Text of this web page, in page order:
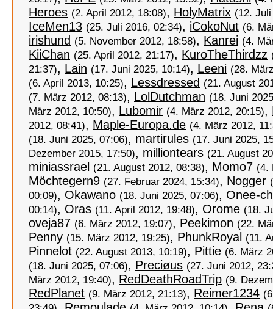
Heroes (2. April 2012, 18:08), HolyMatrix (12.
IceMen13 (25. Juli 2016, 02:34), iCokoNut (6.
irishund (5. November 2012, 18:58), Kanrei (4.
KiiChan (25. April 2012, 21:17), KuroTheThirdzz
21:37), Lain (17. Juni 2025, 10:14), Leeni (28.
(6. April 2013, 10:25), Lessdressed (21. August
(7. März 2012, 08:13), LolDutchman (18. Juni
März 2012, 10:50), Lubomir (4. März 2012, 20:15),
2012, 08:41), Maple-Europa.de (4. März 2012,
(18. Juni 2025, 07:06), martirules (17. Juni 2025,
Dezember 2015, 17:50), milliontears (21. August
miniassrael (21. August 2012, 08:38), Momo7 (4.
Möchtegern9 (27. Februar 2024, 15:34), Nogger
00:09), Okawano (18. Juni 2025, 07:06), Onee-
00:14), Oras (11. April 2012, 19:48), Orome (18.
oveja87 (6. März 2012, 19:07), Peekimon (22.
Penny (15. März 2012, 19:25), PhunkRoyal (11.
Pinnelot (22. August 2013, 10:19), Pittie (6. März
(18. Juni 2025, 07:06), Preciøus (27. Juni 2012,
März 2012, 19:40), RedDeathRoadTrip (9.
RedPlanet (9. März 2012, 21:13), Reimer1234